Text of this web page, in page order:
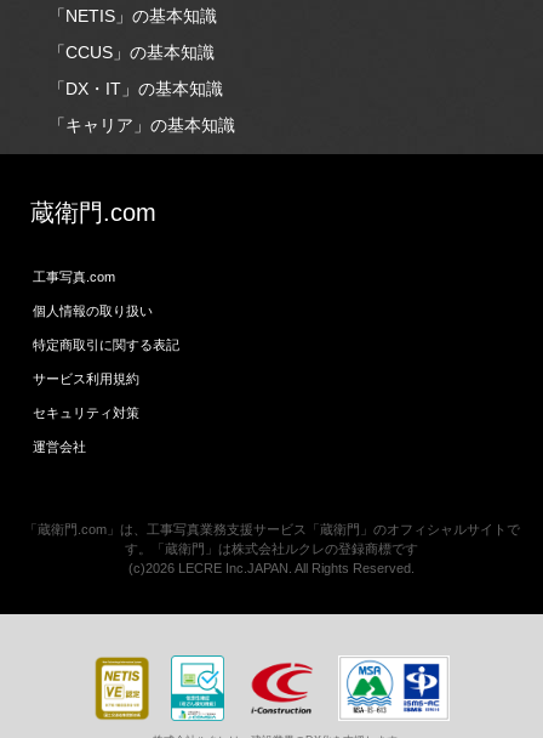
「NETIS」の基本知識
「CCUS」の基本知識
「DX・IT」の基本知識
「キャリア」の基本知識
蔵衛門.com
工事写真.com
個人情報の取り扱い
特定商取引に関する表記
サービス利用規約
セキュリティ対策
運営会社
「蔵衛門.com」は、工事写真業務支援サービス「蔵衛門」のオフィシャルサイトで
す。「蔵衛門」は株式会社ルクレの登録商標です
(c)2026 LECRE Inc.JAPAN. All Rights Reserved.